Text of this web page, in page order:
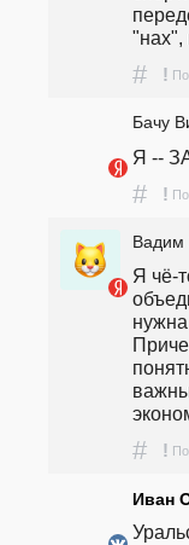
"нах",
# !
Бачу
Я --
# !
Вадим
Я чё-
# !
Иван